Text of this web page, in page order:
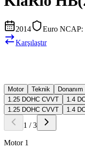
2014 Euro NCAP:
Karşılaştır
Motor Teknik Donanım
1.25 DOHC CVVT
1.4
1.25 DOHC CVVT
1.4
1 /3
Motor 1